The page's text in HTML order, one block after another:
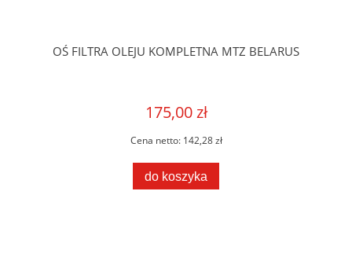
OŚ FILTRA OLEJU KOMPLETNA MTZ BELARUS
175,00 zł
Cena netto: 142,28 zł
do koszyka